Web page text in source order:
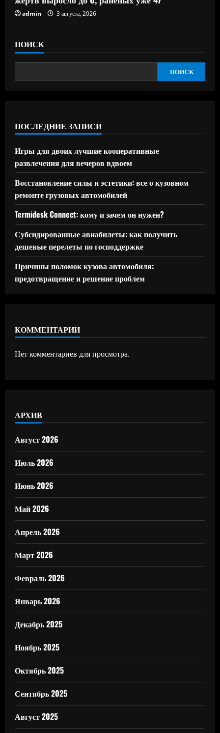
admin 3 августа, 2026
ПОИСК
ПОИСК
ПОСЛЕДНИЕ ЗАПИСИ
Игры для двоих лучшие кооперативные
развлечения для вечеров вдвоем
Восстановление силы и эстетики: все о кузовном
ремонте грузовых автомобилей
Termidesk Connect: кому и зачем он нужен?
Субсидированные авиабилеты: как получить
дешевые перелеты по господдержке
Причины поломок кузова автомобиля:
предотвращение и решение проблем
КОММЕНТАРИИ
Нет комментариев для просмотра.
АРХИВ
Август 2026
Июль 2026
Июнь 2026
Май 2026
Апрель 2026
Март 2026
Февраль 2026
Январь 2026
Декабрь 2025
Ноябрь 2025
Октябрь 2025
Сентябрь 2025
Август 2025